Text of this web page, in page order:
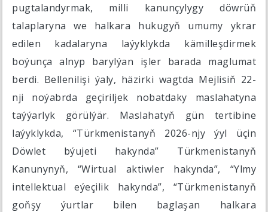
pugtalandyrmak, milli kanunçylygy döwrüň
talaplaryna we halkara hukugyň umumy ykrar
edilen kadalaryna laýyklykda kämilleşdirmek
boýunça alnyp barylýan işler barada maglumat
berdi. Bellenilişi ýaly, häzirki wagtda Mejlisiň 22-
nji noýabrda geçiriljek nobatdaky maslahatyna
taýýarlyk görülýär. Maslahatyň gün tertibine
laýyklykda, “Türkmenistanyň 2026-njy ýyl üçin
Döwlet býujeti hakynda” Türkmenistanyň
Kanunynyň, “Wirtual aktiwler hakynda”, “Ylmy
intellektual eýeçilik hakynda”, “Türkmenistanyň
goňşy ýurtlar bilen baglaşan halkara